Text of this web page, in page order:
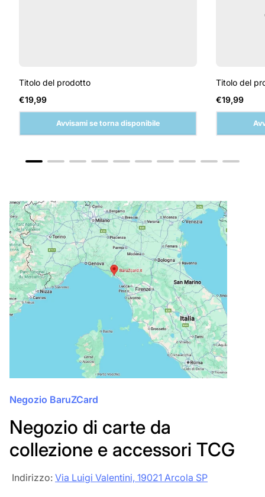
Titolo del prodotto
Prezzo
normale
€19,99
Avvisami se torna disponibile
Titolo del
Prezzo
normale
€19,99
Negozio BaruZCard
Negozio di carte da
collezione e accessori TCG
‎‎ Indirizzo: Via Luigi Valentini, 19021 Arcola SP